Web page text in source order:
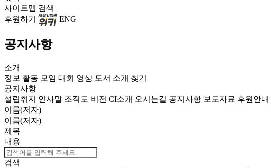
사이트맵 검색
후원하기
ENG
공지사항
소개
정보 활동 모임 대회 영상 도서 소개 찾기
공지사항
설립취지
인사말 조직도 비전 CI소개 오시는길 공지사항 보도자료 후원안내
이름(저자)
이름(저자)
제목
내용
검색